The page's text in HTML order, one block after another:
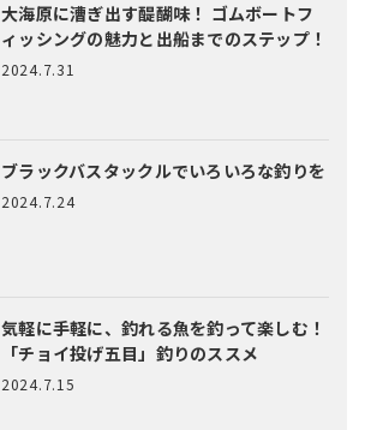
大海原に漕ぎ出す醍醐味！ ゴムボートフ
ィッシングの魅力と出船までのステップ！
2024.7.31
ブラックバスタックルでいろいろな釣りを
2024.7.24
気軽に手軽に、釣れる魚を釣って楽しむ！
「チョイ投げ五目」釣りのススメ
2024.7.15